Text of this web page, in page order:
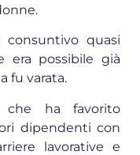
quasi
era possibile già
fu varata.
ha favorito
dipendenti con
lavorative e